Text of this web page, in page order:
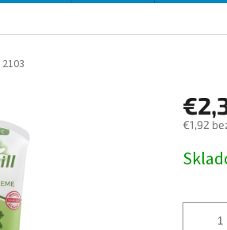
2103
€1,92
cena: